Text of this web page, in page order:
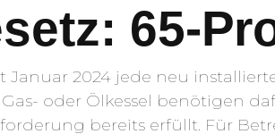
65-
2024 jede neu
oder Ölkessel benötigen
bereits erfüllt. Für